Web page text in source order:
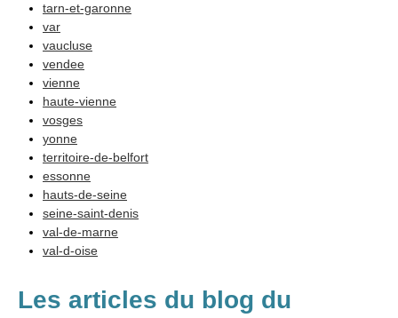
tarn-et-garonne
var
vaucluse
vendee
vienne
haute-vienne
vosges
yonne
territoire-de-belfort
essonne
hauts-de-seine
seine-saint-denis
val-de-marne
val-d-oise
Les articles du blog du